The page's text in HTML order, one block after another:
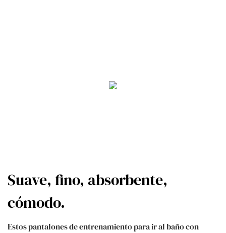
Suave, fino, absorbente,
cómodo.
Estos pantalones de entrenamiento para ir al baño con